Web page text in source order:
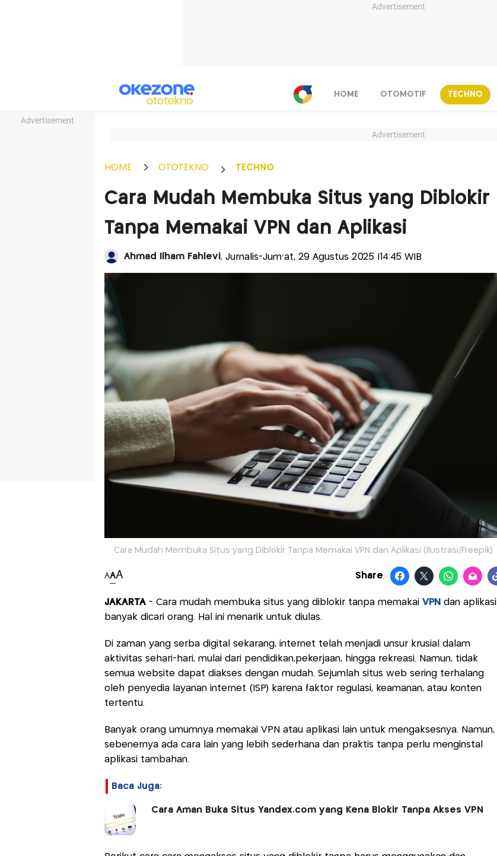
Advertisement
Advertisement
HOME OTOMOTIF TECHNO
Advertisement
HOME OTOTEKNO TECHNO
Cara Mudah Membuka Situs yang Diblokir
Tanpa Memakai VPN dan Aplikasi
Ahmad Ilham Fahlevi, Jurnalis-Jum'at, 29 Agustus 2025 |14:45 WIB
Cara Mudah Membuka Situs yang Diblokir Tanpa Memakai VPN dan Aplikasi (Ilustrasi/Freepik)
AAA Share
JAKARTA- Cara mudah membuka situs yang diblokir tanpa memakai VPN dan aplikasi
banyak dicari orang. Hal ini menarik untuk diulas.
Di zaman yang serba digital sekarang, internet telah menjadi unsur krusial dalam
aktivitas sehari-hari, mulai dari pendidikan,pekerjaan, hingga rekreasi. Namun, tidak
semua website dapat diakses dengan mudah. Sejumlah situs web sering terhalang
oleh penyedia layanan internet (ISP) karena faktor regulasi, keamanan, atau konten
tertentu.
Banyak orang umumnya memakai VPN atau aplikasi lain untuk mengaksesnya. Namun,
sebenernya ada cara lain yang lebih sederhana dan praktis tanpa perlu menginstal
aplikasi tambahan.
Baca Juga:
Cara Aman Buka Situs Yandex.com yang Kena Blokir Tanpa Akses VPN